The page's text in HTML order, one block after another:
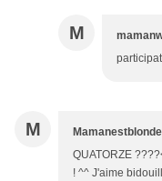
M
M Mamanestblonde
QUATORZE
! ^^ J'aime